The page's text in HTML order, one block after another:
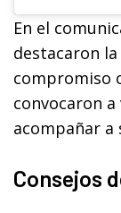
En el
destacaron
compromiso
convocaron
acompañar
Consejos